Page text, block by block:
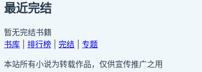
最近完结
暂无完结书籍
书库
排行榜 完结
专题
本站所有小说为转载作品，仅供宣传推广之用